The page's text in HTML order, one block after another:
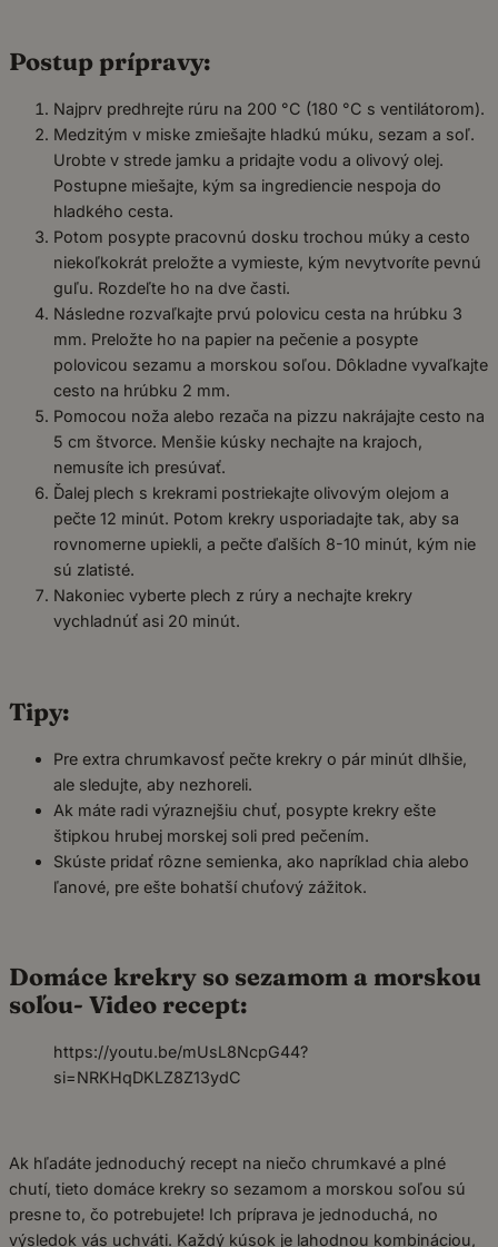
Postup prípravy:
Najprv predhrejte rúru na 200 °C (180 °C s ventilátorom).
Medzitým v miske zmiešajte hladkú múku, sezam a soľ.
Urobte v strede jamku a pridajte vodu a olivový olej.
Postupne miešajte, kým sa ingrediencie nespoja do
hladkého cesta.
Potom posypte pracovnú dosku trochou múky a cesto
niekoľkokrát preložte a vymieste, kým nevytvoríte pevnú
guľu. Rozdeľte ho na dve časti.
Následne rozvaľkajte prvú polovicu cesta na hrúbku 3
mm. Preložte ho na papier na pečenie a posypte
polovicou sezamu a morskou soľou. Dôkladne vyvaľkajte
cesto na hrúbku 2 mm.
Pomocou noža alebo rezača na pizzu nakrájajte cesto na
5 cm štvorce. Menšie kúsky nechajte na krajoch,
nemusíte ich presúvať.
Ďalej plech s krekrami postriekajte olivovým olejom a
pečte 12 minút. Potom krekry usporiadajte tak, aby sa
rovnomerne upiekli, a pečte ďalších 8-10 minút, kým nie
sú zlatisté.
Nakoniec vyberte plech z rúry a nechajte krekry
vychladnúť asi 20 minút.
Tipy:
Pre extra chrumkavosť pečte krekry o pár minút dlhšie,
ale sledujte, aby nezhoreli.
Ak máte radi výraznejšiu chuť, posypte krekry ešte
štipkou hrubej morskej soli pred pečením.
Skúste pridať rôzne semienka, ako napríklad chia alebo
ľanové, pre ešte bohatší chuťový zážitok.
Domáce krekry so sezamom a morskou
soľou- Video recept:
https://youtu.be/mUsL8NcpG44?
si=NRKHqDKLZ8Z13ydC
Ak hľadáte jednoduchý recept na niečo chrumkavé a plné
chutí, tieto domáce krekry so sezamom a morskou soľou sú
presne to, čo potrebujete! Ich príprava je jednoduchá, no
výsledok vás uchváti. Každý kúsok je lahodnou kombináciou,